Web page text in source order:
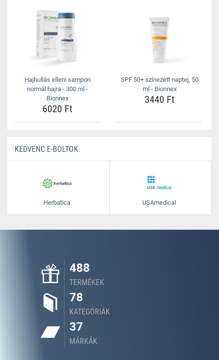
Hajhullás elleni sampon
normál hajra - 300 ml -
Bionnex
6020 Ft
SPF 50+ színezett naptej, 50
ml - Bionnex
3440 Ft
KEDVENC E-BOLTOK
Herbatica USAmedical
488
TERMÉKEK
78
KATEGÓRIÁK
37
MÁRKÁK